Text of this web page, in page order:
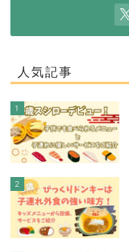
人気記事
1
2